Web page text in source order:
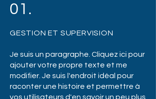
01.
GESTION ET SUPERVISION
Je suis un paragraphe. Cliquez ici pour
ajouter votre propre texte et me
modifier. Je suis l'endroit idéal pour
raconter une histoire et permettre à
vos utilisateurs d'en savoir un peu plus